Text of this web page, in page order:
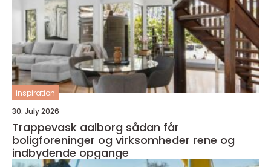
inspiration
30. July 2026
Trappevask aalborg sådan får
boligforeninger og virksomheder rene og
indbydende opgange